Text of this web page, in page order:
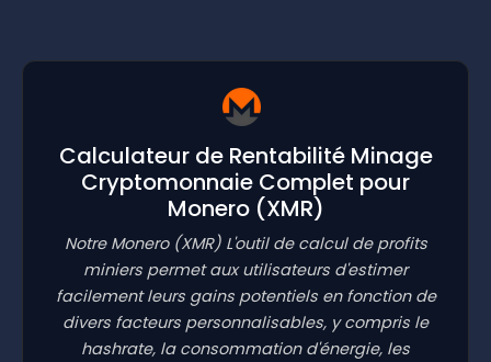
Calculateur de Rentabilité Minage
Cryptomonnaie Complet pour
Monero (XMR)
Notre Monero (XMR)L'outil de calcul de profits
miniers permet aux utilisateurs d'estimer
facilement leurs gains potentiels en fonction de
divers facteurs personnalisables, y compris le
hashrate, la consommation d'énergie, les